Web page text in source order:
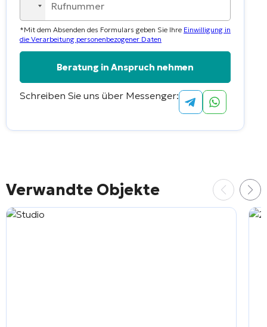
No
country
selected
*Mit dem Absenden des Formulars geben Sie Ihre Einwilligung in
die Verarbeitung personenbezogener Daten
Alternative:
Schreiben Sie uns über Messenger:
Verwandte Objekte